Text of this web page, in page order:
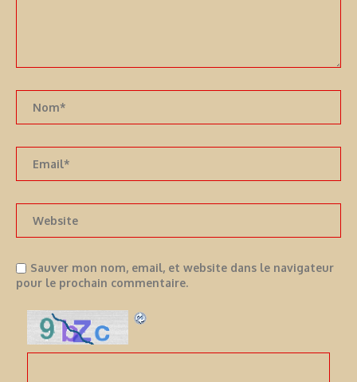
Sauver mon nom, email, et website dans le navigateur
pour le prochain commentaire.